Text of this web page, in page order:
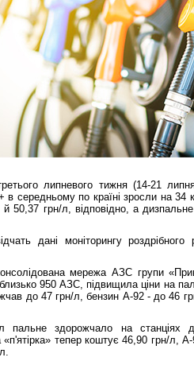
липневого тижня (14-21
в середньому по країні зросли на 34
й 50,37 грн/л, відповідно, а
дані моніторингу роздрібного
мережа АЗС групи
950 АЗС, підвищила ціни на
до 47 грн/л, бензин А-92 - до 46
пальне здорожчало на станціях
«п'ятірка» тепер коштує 46,90 грн/л,